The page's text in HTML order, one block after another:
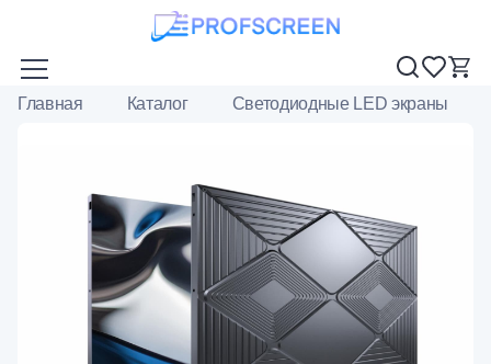
Главная Каталог Светодиодные LED экраны